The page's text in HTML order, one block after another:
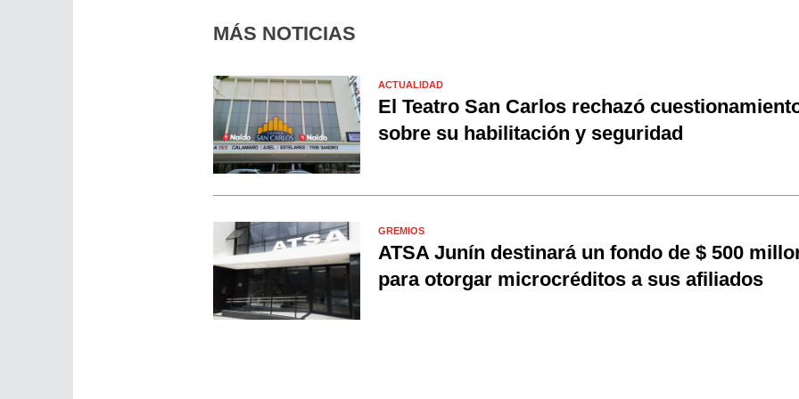
MÁS NOTICIAS
ACTUALIDAD
El Teatro San Carlos rechazó
sobre su habilitación y seguridad
GREMIOS
ATSA Junín destinará un fondo de $ 500
para otorgar microcréditos a sus afiliados